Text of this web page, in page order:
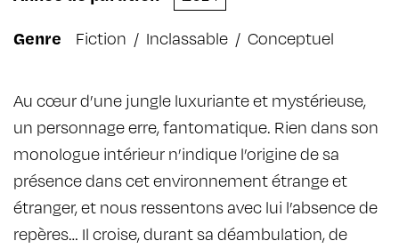
Genre
Fiction / Inclassable / Conceptuel
Au cœur d’une jungle luxuriante et mystérieuse,
un personnage erre, fantomatique. Rien dans son
monologue intérieur n’indique l’origine de sa
présence dans cet environnement étrange et
étranger, et nous ressentons avec lui l’absence de
repères… Il croise, durant sa déambulation, de